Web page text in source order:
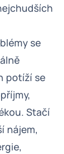
se
potíží se
Stačí
nájem,